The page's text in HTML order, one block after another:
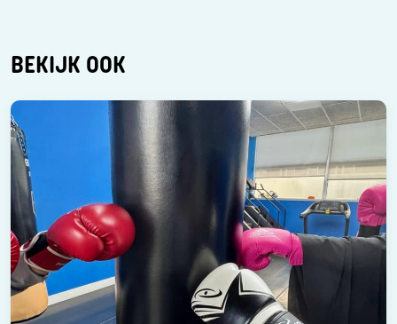
BEKIJK OOK